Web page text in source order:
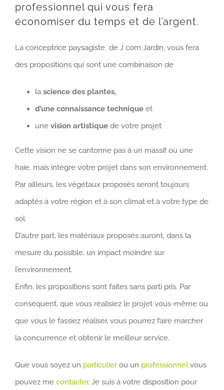
professionnel qui vous fera
économiser du temps et de l’argent.
La conceptrice paysagiste de J com Jardin, vous fera
des propositions qui sont une combinaison de
la science des plantes,
d’une connaissance technique et
une vision artistique de votre projet
Cette vision ne se cantonne pas à un massif ou une
haie, mais intègre votre projet dans son environnement.
Par ailleurs, les végétaux proposés seront toujours
adaptés à votre région et à son climat et à votre type de
sol.
D’autre part, les matériaux proposés auront, dans la
mesure du possible, un impact moindre sur
l’environnement.
Enfin, les propositions sont faites sans parti pris. Par
conséquent, que vous réalisiez le projet vous-même ou
que vous le fassiez réaliser, vous pourrez faire marcher
la concurrence et obtenir le meilleur service.
Que vous soyez un particulierou un professionnelvous
pouvez me contacter. Je suis à votre disposition pour